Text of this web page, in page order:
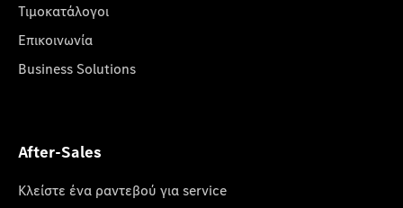
Τιμοκατάλογοι
Επικοινωνία
Business Solutions
After-Sales
Κλείστε ένα ραντεβού για service